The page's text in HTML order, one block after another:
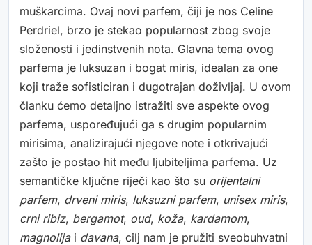
muškarcima. Ovaj novi parfem, čiji je nos Celine
Perdriel, brzo je stekao popularnost zbog svoje
složenosti i jedinstvenih nota. Glavna tema ovog
parfema je luksuzan i bogat miris, idealan za one
koji traže sofisticiran i dugotrajan doživljaj. U ovom
članku ćemo detaljno istražiti sve aspekte ovog
parfema, uspoređujući ga s drugim popularnim
mirisima, analizirajući njegove note i otkrivajući
zašto je postao hit među ljubiteljima parfema. Uz
semantičke ključne riječi kao što su orijentalni
parfem, drveni miris, luksuzni parfem, unisex miris,
crni ribiz, bergamot, oud, koža, kardamom,
magnolijai davana, cilj nam je pružiti sveobuhvatni